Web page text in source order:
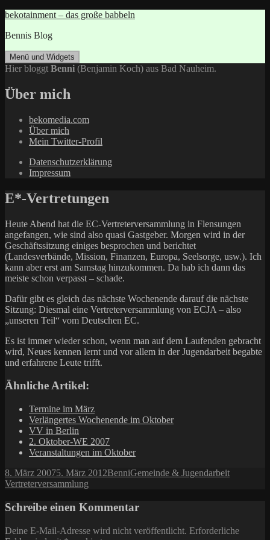
Zum
springen
bekotainment – das große babbeln
Bennis Blog
Menü und Widgets
Hier bloggt Benni (Benjamin Koch) aus Bad Nauheim.
Über mich
bekomedia.com
Über mich
Mein Twitter-Profil
Datenschutzerklärung
Impressum
E*-Vertretungen
Heute Abend hat die EC-Vertreterversammlung in Flensungen
angefangen, wie sind also quasi Gastgeber. Morgen wird in der
Geschäftssitzung einiges besprochen und berichtet
(Landesverbände, Mission, Finanzen, Europa, Seelsorge, usw.). Ich
kann aber erst am Samstag hinzukommen. Da hab ich dann das
meiste schon verpasst – schade.
Dafür gibt es gleich das nächste Wochenende darauf die nächste
Sitzung: Diesmal eine Vertreterversammlung von ECJA – also
„unseren Teil“ vom Deutschen EC.
Es ist immer wieder schon, wenn man auf dem Laufenden gebracht
wird, Neues kennen lernt und vor allem in der Jugendarbeit begabte
und erfahrene Leute trifft.
Ähnliche Artikel:
Termine im März
Verlängertes Wochenende im Oktober
VV in Berlin
2. Oktober-WE 2007
Veranstaltungen im Oktober
Veröffentlicht
am
8. März 20075. März 2012Autor
BenniKategorien
Gemeinde & Jugendarbeit
Vertreterversammlung
Schreibe einen Kommentar
Deine E-Mail-Adresse wird nicht veröffentlicht. Erforderliche